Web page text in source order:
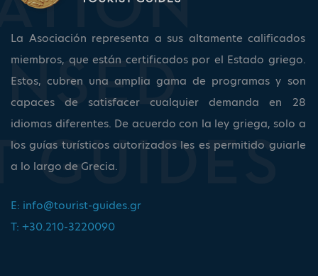
La Asociación representa a sus altamente calificados
miembros, que están certificados por el Estado griego.
Estos, cubren una amplia gama de programas y son
capaces de satisfacer cualquier demanda en 28
idiomas diferentes. De acuerdo con la ley griega, solo a
los guías turísticos autorizados les es permitido guiarle
a lo largo de Grecia.
E: info@tourist-guides.gr
T: +30.210-3220090